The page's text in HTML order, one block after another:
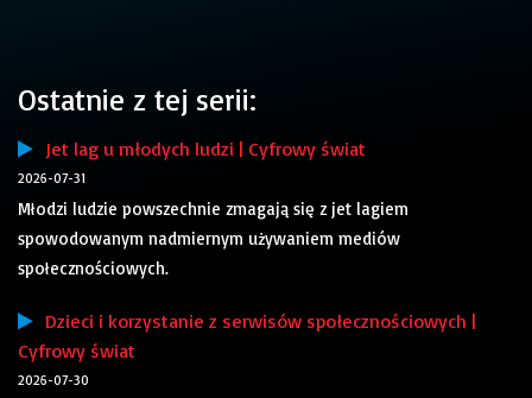
Ostatnie z tej serii:
Jet lag u młodych ludzi | Cyfrowy świat
2026-07-31
Młodzi ludzie powszechnie zmagają się z jet lagiem
spowodowanym nadmiernym używaniem mediów
społecznościowych.
Dzieci i korzystanie z serwisów społecznościowych |
Cyfrowy świat
2026-07-30